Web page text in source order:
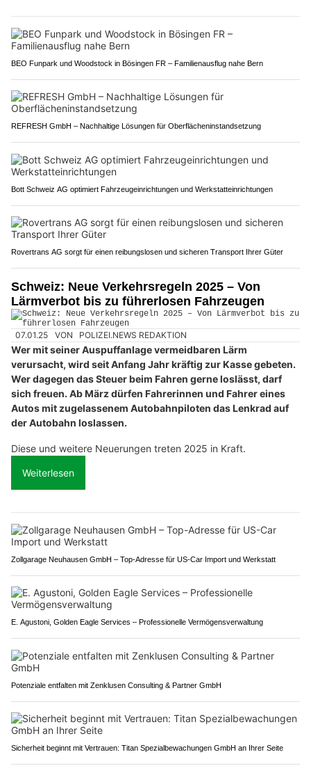
BEO Funpark und Woodstock in Bösingen FR – Familienausflug nahe Bern
REFRESH GmbH – Nachhaltige Lösungen für Oberflächeninstandsetzung
Bott Schweiz AG optimiert Fahrzeugeinrichtungen und Werkstatteinrichtungen
Rovertrans AG sorgt für einen reibungslosen und sicheren Transport Ihrer Güter
Schweiz: Neue Verkehrsregeln 2025 – Von
Lärmverbot bis zu führerlosen Fahrzeugen
07.01.25 VON POLIZEI.NEWS REDAKTION
Wer mit seiner Auspuffanlage vermeidbaren Lärm
verursacht, wird seit Anfang Jahr kräftig zur Kasse gebeten.
Wer dagegen das Steuer beim Fahren gerne loslässt, darf
sich freuen. Ab März dürfen Fahrerinnen und Fahrer eines
Autos mit zugelassenem Autobahnpiloten das Lenkrad auf
der Autobahn loslassen.
Diese und weitere Neuerungen treten 2025 in Kraft.
Weiterlesen
Zollgarage Neuhausen GmbH – Top-Adresse für US-Car Import und Werkstatt
E. Agustoni, Golden Eagle Services – Professionelle Vermögensverwaltung
Potenziale entfalten mit Zenklusen Consulting & Partner GmbH
Sicherheit beginnt mit Vertrauen: Titan Spezialbewachungen GmbH an Ihrer Seite